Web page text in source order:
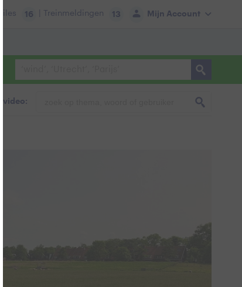
Mijn Account
Files 16 | Treinmeldingen 13
video: